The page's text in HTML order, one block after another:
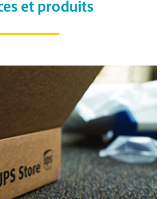
et produits